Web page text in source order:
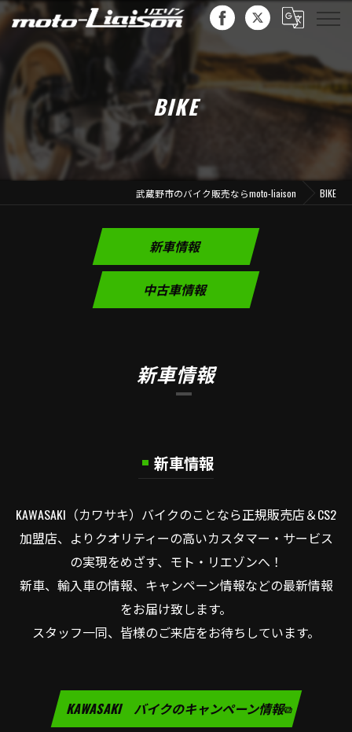
BIKE
武蔵野市のバイク販売ならmoto-liaison BIKE
新車情報
中古車情報
新車情報
新車情報
KAWASAKI（カワサキ）バイクのことなら正規販売店＆CS2
加盟店、よりクオリティーの高いカスタマー・サービス
の実現をめざす、モト・リエゾンへ！
新車、輸入車の情報、キャンペーン情報などの最新情報
をお届け致します。
スタッフ一同、皆様のご来店をお待ちしています。
KAWASAKI バイクのキャンペーン情報